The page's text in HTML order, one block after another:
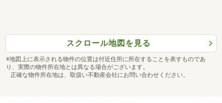
スクロール地図を見る
※地図上に表示される物件の位置は付近住所に所在することを表すものであ
り、実際の物件所在地とは異なる場合がございます。
正確な物件所在地は、取扱い不動産会社にお問い合わせください。